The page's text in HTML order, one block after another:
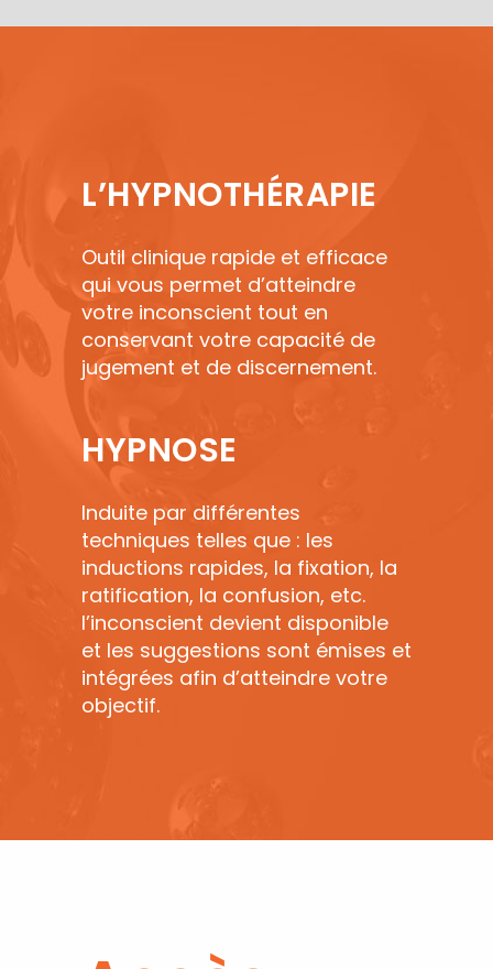
L’HYPNOTHÉRAPIE
Outil clinique rapide et efficace
qui vous permet d’atteindre
votre inconscient tout en
conservant votre capacité de
jugement et de discernement.
HYPNOSE
Induite par différentes
techniques telles que : les
inductions rapides, la fixation, la
ratification, la confusion, etc.
l’inconscient devient disponible
et les suggestions sont émises et
intégrées afin d’atteindre votre
objectif.